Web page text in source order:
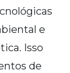
e
Isso
de